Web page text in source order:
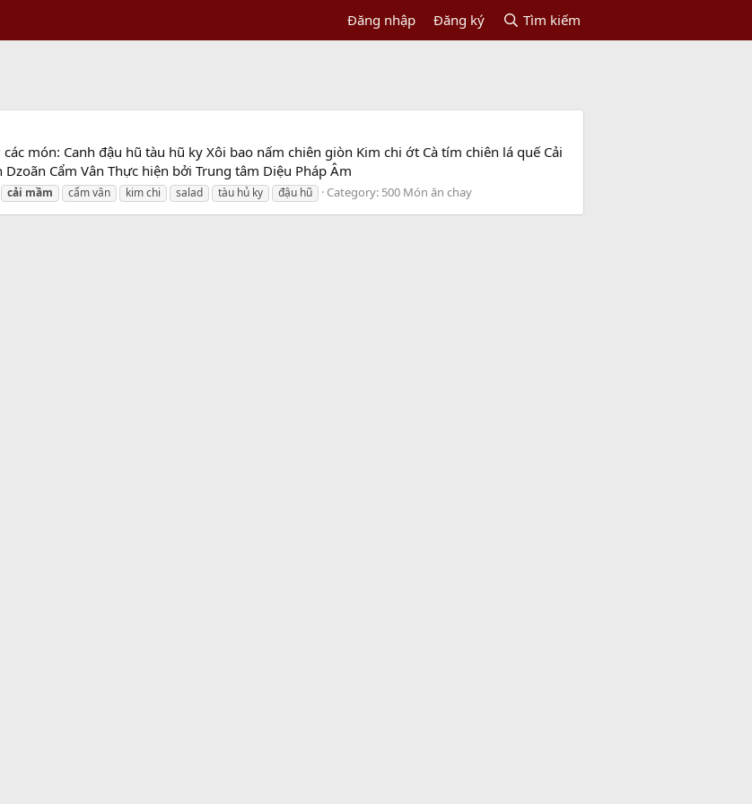
Đăng nhập Đăng ký Tìm kiếm
món: Canh đậu hũ tàu hũ ky Xôi bao nấm chiên giòn Kim chi ớt Cà tím chiên lá quế Cải
Cẩm Vân Thực hiện bởi Trung tâm Diệu Pháp Âm
cải mầm cẩm vân kim chi salad tàu hủ ky đậu hũ Category: 500 Món ăn chay